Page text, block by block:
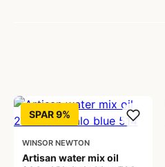
SPAR 9%
WINSOR NEWTON
Artisan water mix oil